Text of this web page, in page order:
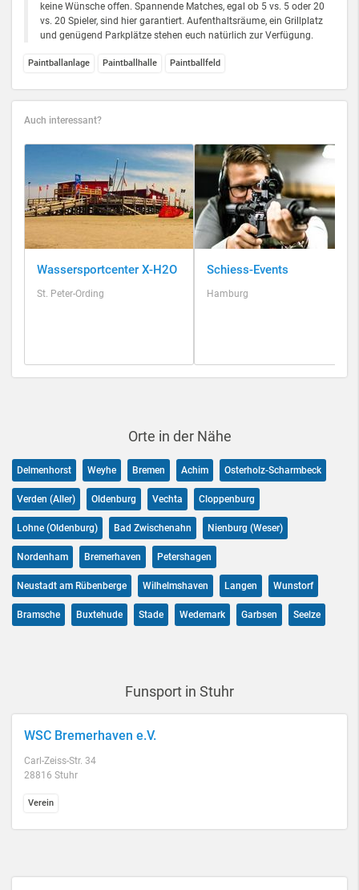
keine Wünsche offen. Spannende Matches, egal ob 5 vs. 5 oder 20
vs. 20 Spieler, sind hier garantiert. Aufenthaltsräume, ein Grillplatz
und genügend Parkplätze stehen euch natürlich zur Verfügung.
Paintballanlage Paintballhalle Paintballfeld
Auch interessant?
Wassersportcenter X-H2O
St. Peter-Ording
Schiess-Events
Hamburg
Orte in der Nähe
Delmenhorst Weyhe Bremen Achim Osterholz-Scharmbeck
Verden (Aller) Oldenburg Vechta Cloppenburg
Lohne (Oldenburg) Bad Zwischenahn Nienburg (Weser)
Nordenham Bremerhaven Petershagen
Neustadt am Rübenberge Wilhelmshaven Langen Wunstorf
Bramsche Buxtehude Stade Wedemark Garbsen Seelze
Funsport in Stuhr
WSC Bremerhaven e.V.
Carl-Zeiss-Str. 34
28816 Stuhr
Verein